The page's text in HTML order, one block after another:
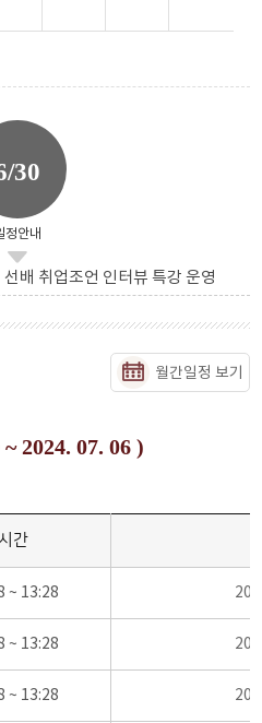
30
정안내
배 취업조언 인터뷰 특강 운영
월간일정 보기
2024. 07. 06 )
시간
~ 13:28
~ 13:28
~ 13:28